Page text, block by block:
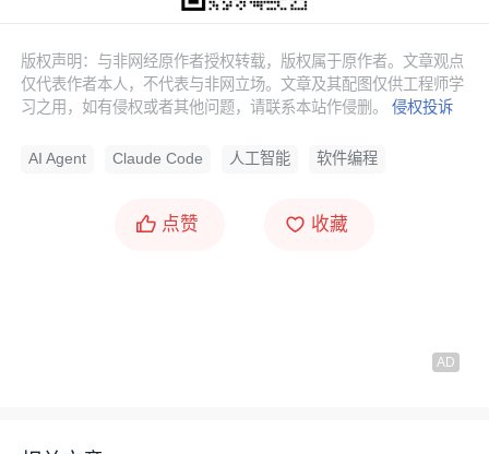
版权声明：与非网经原作者授权转载，版权属于原作者。文章观点
仅代表作者本人，不代表与非网立场。文章及其配图仅供工程师学
习之用，如有侵权或者其他问题，请联系本站作侵删。侵权投诉
AI Agent Claude Code 人工智能 软件编程
点赞 收藏